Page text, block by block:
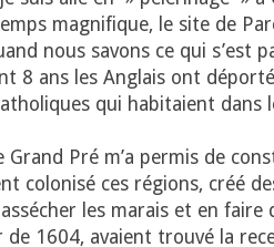
magnifique, le site de
nous savons ce qui s’est
8 ans les Anglais ont
qui habitaient dans
Grand Pré m’a permis de
colonisé ces régions, créé
les marais et en faire
de 1604, avaient trouvé la